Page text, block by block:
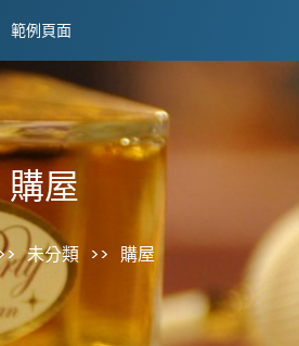
範例頁面
購屋
未分類 >> 購屋